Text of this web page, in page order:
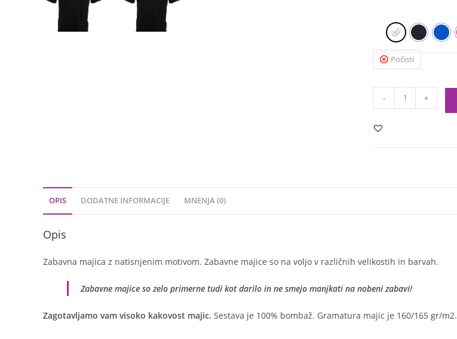
Počisti
- +
OPIS DODATNE INFORMACIJE MNENJA (0)
Opis
Zabavna majica z natisnjenim motivom. Zabavne majice so na voljo v različnih velikostih in barvah.
Zabavne majice so zelo primerne tudi kot darilo in ne smejo manjkati na nobeni zabavi!
Zagotavljamo vam visoko kakovost majic. Sestava je 100% bombaž. Gramatura majic je 160/165 gr/m2.